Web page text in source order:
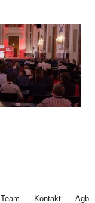
Team Kontakt Agb